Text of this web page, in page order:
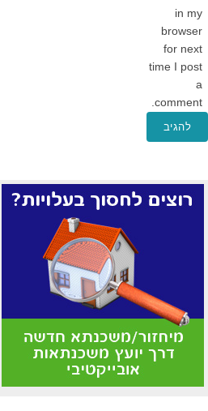
in my
browser
for next
time I post
a
comment.